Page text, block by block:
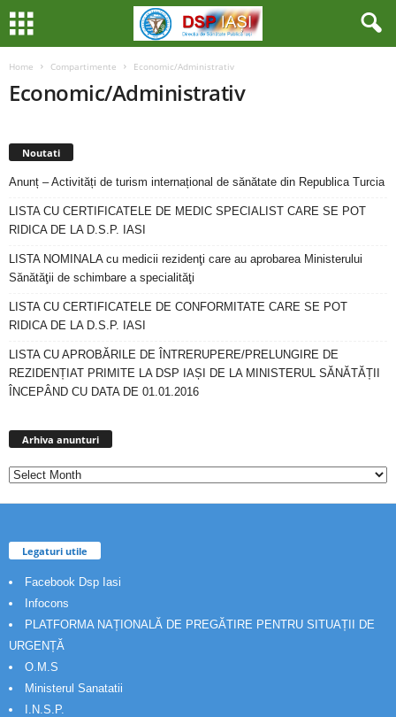
Home Compartimente Economic/Administrativ
Economic/Administrativ
Noutati
Anunț – Activități de turism internațional de sănătate din Republica Turcia
LISTA CU CERTIFICATELE DE MEDIC SPECIALIST CARE SE POT
RIDICA DE LA D.S.P. IASI
LISTA NOMINALA cu medicii rezidenţi care au aprobarea Ministerului
Sănătăţii de schimbare a specialităţi
LISTA CU CERTIFICATELE DE CONFORMITATE CARE SE POT
RIDICA DE LA D.S.P. IASI
LISTA CU APROBĂRILE DE ÎNTRERUPERE/PRELUNGIRE DE
REZIDENȚIAT PRIMITE LA DSP IAȘI DE LA MINISTERUL SĂNĂTĂȚII
ÎNCEPÂND CU DATA DE 01.01.2016
Arhiva anunturi
Legaturi utile
Facebook Dsp Iasi
Infocons
PLATFORMA NAȚIONALĂ DE PREGĂTIRE PENTRU SITUAȚII DE
URGENȚĂ
O.M.S
Ministerul Sanatatii
I.N.S.P.